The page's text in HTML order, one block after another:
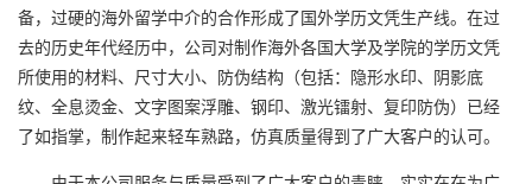
备，过硬的海外留学中介的合作形成了国外学历文凭生产线。在过
去的历史年代经历中，公司对制作海外各国大学及学院的学历文凭
所使用的材料、尺寸大小、防伪结构（包括：隐形水印、阴影底
纹、全息烫金、文字图案浮雕、钢印、激光镭射、复印防伪）已经
了如指掌，制作起来轻车熟路，仿真质量得到了广大客户的认可。